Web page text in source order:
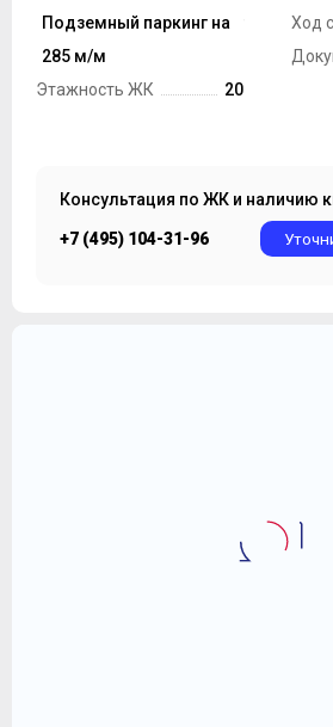
строительства
Монолит
Парковка
Подземный паркинг на
285 м/м
Этажность ЖК
20
Ход
Консультация по ЖК и наличию
+7 (495) 104-31-96